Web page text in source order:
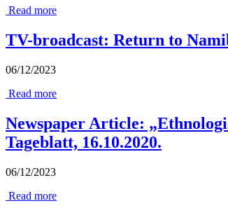
Read more
TV-broadcast: Return to
06/12/2023
Read more
Newspaper Article:
Tageblatt, 16.10.2020.
06/12/2023
Read more